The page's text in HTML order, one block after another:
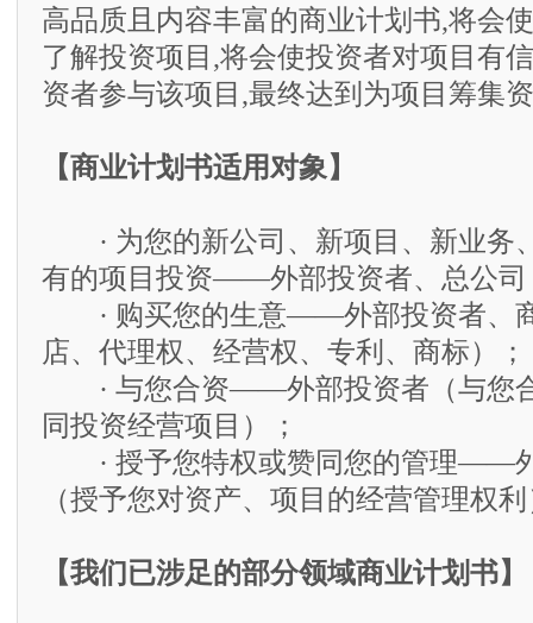
高品质且内容丰富的商业计划书,将会
了解投资项目,将会使投资者对项目有
资者参与该项目,最终达到为项目筹集
【商业计划书适用对象】
· 为您的新公司、新项目、新业务
有的项目投资——外部投资者、总公司
· 购买您的生意——外部投资者、商
店、代理权、经营权、专利、商标）；
· 与您合资——外部投资者（与您合
同投资经营项目）；
· 授予您特权或赞同您的管理——
（授予您对资产、项目的经营管理权
【我们已涉足的部分领域商业计划书】